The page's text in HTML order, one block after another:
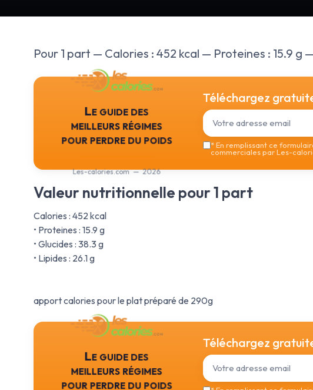
Pour 1 part — Calories : 452 kcal — Proteines : 15.9 g
Le guide des
meilleurs régimes
pour perdre du poids
Les-calories.com — 2026
Téléchargez
*En remplissant ce
commerciales par Les-
Valeur nutritionnelle pour 1 part
Calories : 452 kcal
• Proteines : 15.9 g
• Glucides : 38.3 g
• Lipides : 26.1 g
apport calories pour le plat préparé de 290g
Le guide des
meilleurs régimes
pour perdre du poids
Téléchargez